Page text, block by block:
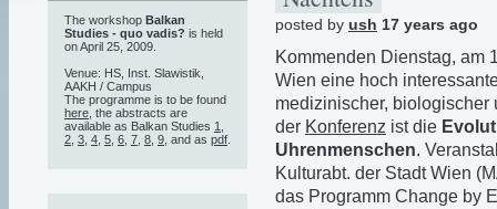
posted by ush 17 years ago
Kommenden Dienstag, am
Wien eine hoch
medizinischer,
der Konferenz ist die
Uhrenmenschen.
Kulturabt. der Stadt Wien
das Programm Change by
The workshop Balkan
Studies - quo vadis? is held
on April 25, 2009.
Venue: HS, Inst. Slawistik,
AAKH / Campus
The programme is to be found
here , the abstracts are
available as Balkan Studies 1
2 3 4 5 6 7 8 9 , and as pdf